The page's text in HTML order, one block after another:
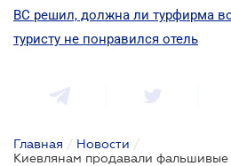
ВС решил, должна ли турфирма
туристу не понравился отель
Главная / Новости /